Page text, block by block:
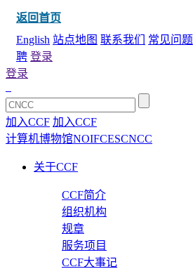
返回首页
English 站点地图 联系我们 常见问题
聘 登录
登录
加入CCF 加入CCF
计算机博物馆NOIFCESCNCC
关于CCF
CCF简介
组织机构
规章
服务项目
CCF大事记